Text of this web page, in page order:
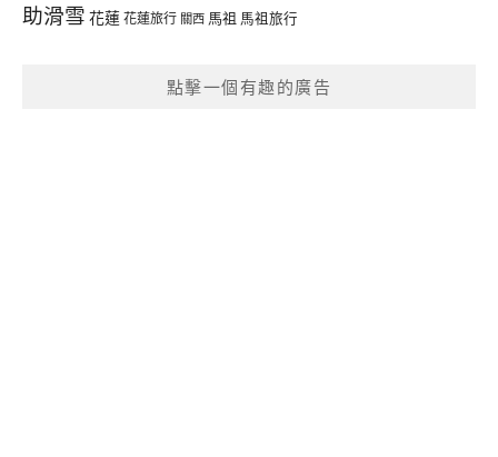
助滑雪 花蓮花蓮旅行 關西 馬祖 馬祖旅行
點擊一個有趣的廣告